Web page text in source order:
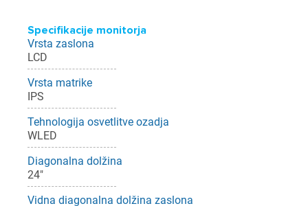
Specifikacije monitorja
Vrsta zaslona
LCD
Vrsta matrike
IPS
Tehnologija osvetlitve ozadja
WLED
Diagonalna dolžina
24"
Vidna diagonalna dolžina zaslona